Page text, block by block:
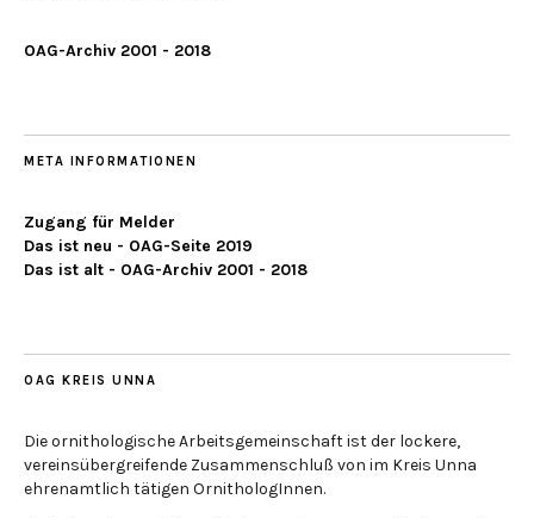
OAG-Archiv 2001 - 2018
META INFORMATIONEN
Zugang für Melder
Das ist neu - OAG-Seite 2019
Das ist alt - OAG-Archiv 2001 - 2018
OAG KREIS UNNA
Die ornithologische Arbeitsgemeinschaft ist der lockere,
vereinsübergreifende Zusammenschluß von im Kreis Unna
ehrenamtlich tätigen OrnithologInnen.